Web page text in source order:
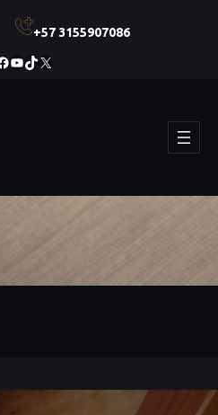
+57 3155907086